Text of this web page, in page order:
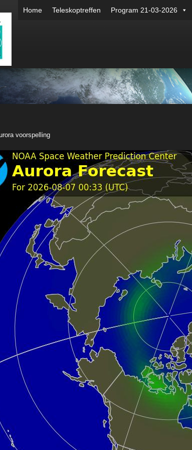
Home Teleskoptreffen Program 21-03-2026
voorspelling